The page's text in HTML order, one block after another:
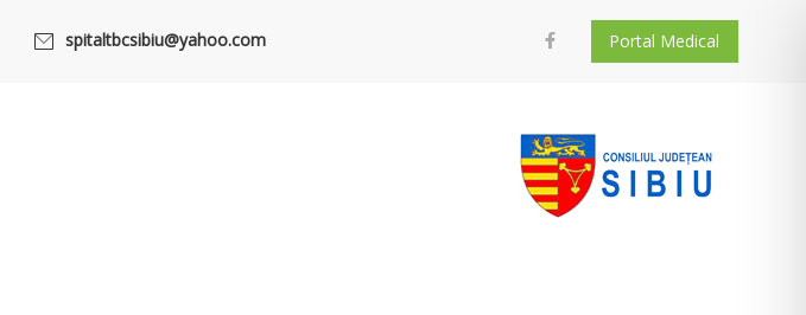
spitaltbcsibiu@yahoo.com Portal Medical